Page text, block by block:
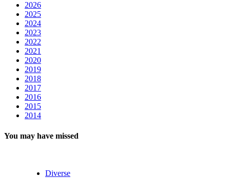
2026
2025
2024
2023
2022
2021
2020
2019
2018
2017
2016
2015
2014
You may have missed
Diverse